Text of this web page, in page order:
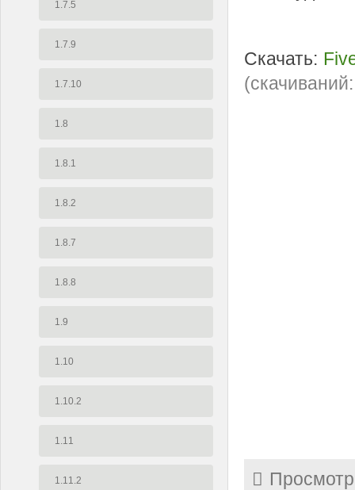
1.7.5
1.7.9
1.7.10
1.8
1.8.1
1.8.2
1.8.7
1.8.8
1.9
1.10
1.10.2
1.11
1.11.2
Скачать: